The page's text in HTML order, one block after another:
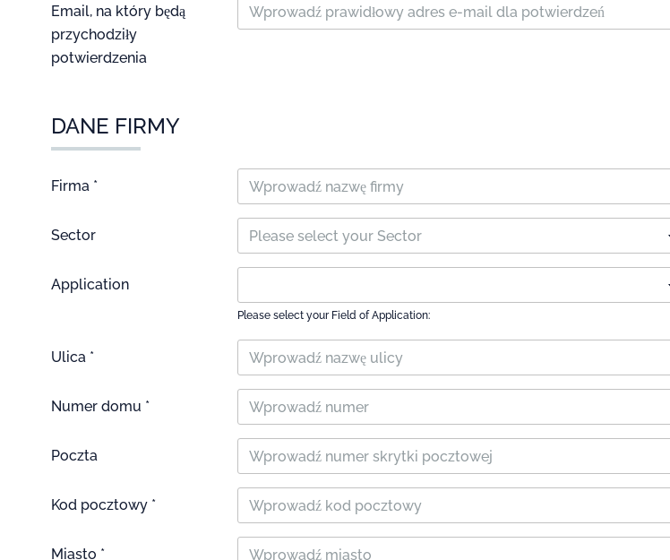
Email, na który będą
przychodziły
potwierdzenia
DANE FIRMY
Firma *
Sector Please select your Sector
Application
Please select your Field of Application:
Ulica *
Numer domu *
Poczta
Kod pocztowy *
Miasto *